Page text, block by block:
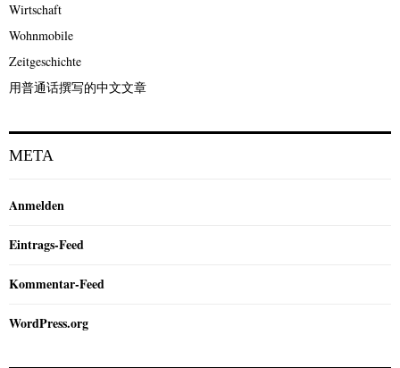
Wirtschaft
Wohnmobile
Zeitgeschichte
用普通话撰写的中文文章
META
Anmelden
Eintrags-Feed
Kommentar-Feed
WordPress.org